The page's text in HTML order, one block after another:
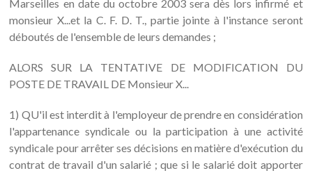
ALORS SUR LA TENTATIVE DE MODIFICATION DU
POSTE DE TRAVAIL DE Monsieur X...
1) QU'il est interdit à l'employeur de prendre en considération
l'appartenance syndicale ou la participation à une activité
syndicale pour arrêter ses décisions en matière d'exécution du
contrat de travail d'un salarié ; que si le salarié doit apporter